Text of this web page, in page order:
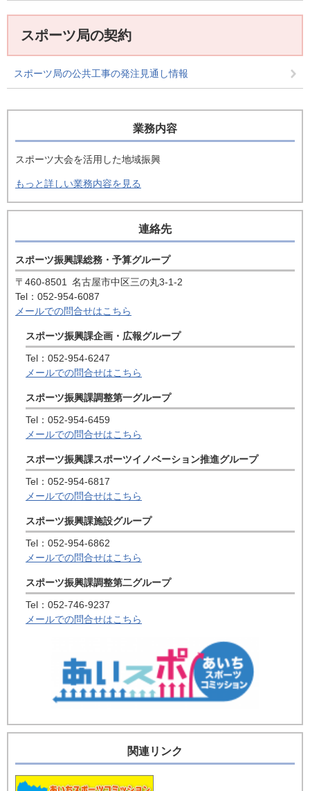
スポーツ局の契約
スポーツ局の公共工事の発注見通し情報
業務内容
スポーツ大会を活用した地域振興
もっと詳しい業務内容を見る
連絡先
スポーツ振興課総務・予算グループ
〒460-8501
名古屋市中区三の丸3-1-2
Tel：052-954-6087
メールでの問合せはこちら
スポーツ振興課企画・広報グループ
Tel：052-954-6247
メールでの問合せはこちら
スポーツ振興課調整第一グループ
Tel：052-954-6459
メールでの問合せはこちら
スポーツ振興課スポーツイノベーション推進グループ
Tel：052-954-6817
メールでの問合せはこちら
スポーツ振興課施設グループ
Tel：052-954-6862
メールでの問合せはこちら
スポーツ振興課調整第二グループ
Tel：052-746-9237
メールでの問合せはこちら
関連リンク